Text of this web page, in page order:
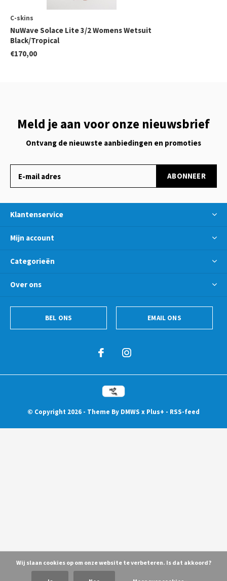
C-skins
NuWave Solace Lite 3/2 Womens Wetsuit
Black/Tropical
€170,00
Meld je aan voor onze nieuwsbrief
Ontvang de nieuwste aanbiedingen en promoties
ABONNEER
Klantenservice
Mijn account
Categorieën
Over ons
BEL ONS EMAIL ONS
© Copyright 2026 - Theme By DMWS x Plus+ - RSS-feed
Wij slaan cookies op om onze website te verbeteren. Is dat akkoord?